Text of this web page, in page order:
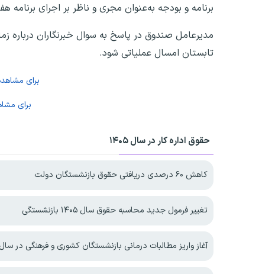
برنامه و بودجه به‌عنوان مجری و ناظر بر اجرای برنامه
تابستان امسال عملیاتی شود.
برای
برای
حقوق اداره کار در سال ۱۴۰۵
کاهش ۶۰ درصدی دریافتی حقوق بازنشستگان دولت
تغییر فرمول جدید محاسبه حقوق سال ۱۴۰۵ بازنشستگی
آغاز واریز مطالبات درمانی بازنشستگان کشوری و فرهنگی در سال ۱۴۰۵